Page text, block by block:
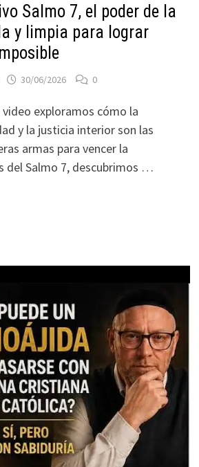
Salmo 7, el poder de la
y limpia para lograr
30/06/2026 0
video exploramos cómo la
y la justicia interior son las
armas para vencer la
del Salmo 7, descubrimos …